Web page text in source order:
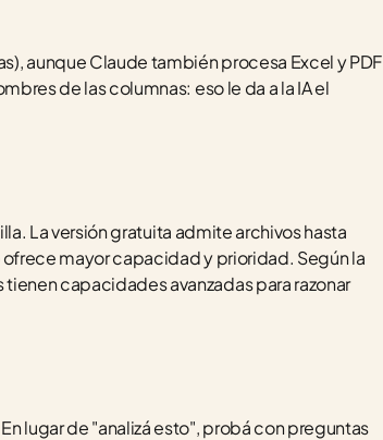
aunque Claude también procesa Excel y PDF
de las columnas: eso le da a la IA el
La versión gratuita admite archivos hasta
capacidades avanzadas para razonar
lugar de "analizá esto", probá con preguntas